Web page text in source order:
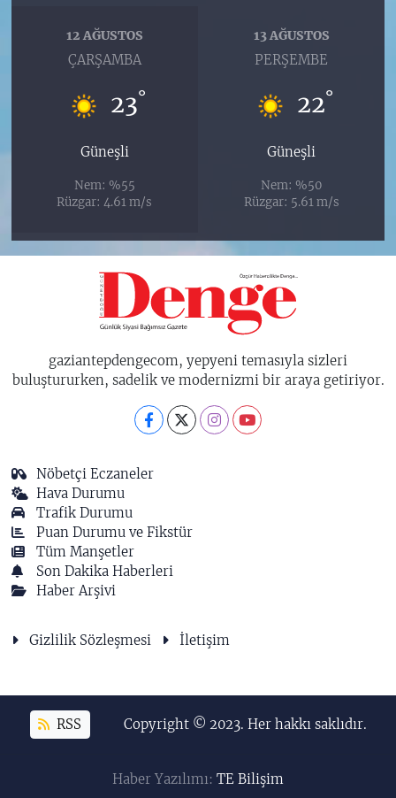
12 AĞUSTOS
ÇARŞAMBA
23°
Güneşli
Nem: %55
Rüzgar: 4.61 m/s
13 AĞUSTOS
PERŞEMBE
22°
Güneşli
Nem: %50
Rüzgar: 5.61 m/s
gaziantepdengecom, yepyeni temasıyla sizleri
buluştururken, sadelik ve modernizmi bir araya getiriyor.
Nöbetçi Eczaneler
Hava Durumu
Trafik Durumu
Puan Durumu ve Fikstür
Tüm Manşetler
Son Dakika Haberleri
Haber Arşivi
Gizlilik Sözleşmesi İletişim
RSS Copyright © 2023. Her hakkı saklıdır.
Haber Yazılımı: TE Bilişim